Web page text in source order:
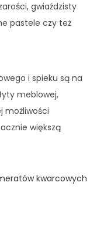
gwiaździsty
pastele czy też
i spieku są na
meblowej,
możliwości
większą
kwarcowych